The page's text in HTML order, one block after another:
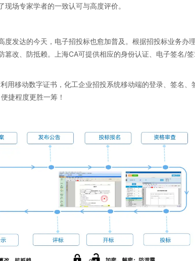
场专家学者的一致认可与高度评价。
发达的今天，电子招投标也愈加普及。根据招投标业务办
改、防抵赖。上海CA可提供相应的身份认证、电子签名/
用移动数字证书，化工企业招投系统移动端的登录、签名、
捷程度更胜一筹！